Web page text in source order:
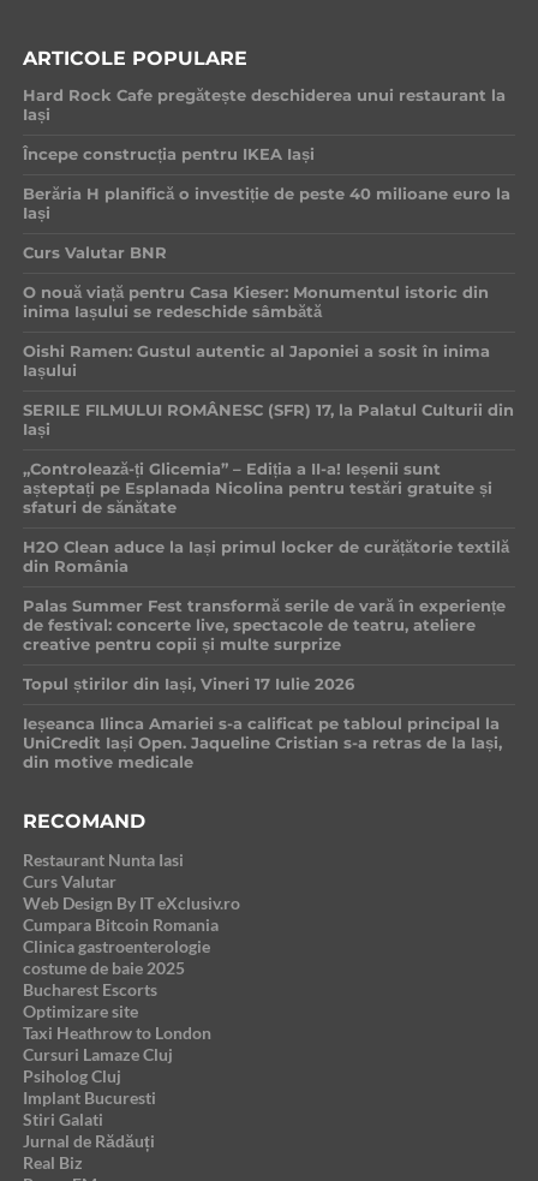
ARTICOLE POPULARE
Hard Rock Cafe pregătește deschiderea unui restaurant la
Iași
Începe construcția pentru IKEA Iași
Berăria H planifică o investiție de peste 40 milioane euro la
Iași
Curs Valutar BNR
O nouă viață pentru Casa Kieser: Monumentul istoric din
inima Iașului se redeschide sâmbătă
Oishi Ramen: Gustul autentic al Japoniei a sosit în inima
Iașului
SERILE FILMULUI ROMÂNESC (SFR) 17, la Palatul Culturii din
Iași
„Controlează-ți Glicemia” – Ediția a II-a! Ieșenii sunt
așteptați pe Esplanada Nicolina pentru testări gratuite și
sfaturi de sănătate
H2O Clean aduce la Iași primul locker de curățătorie textilă
din România
Palas Summer Fest transformă serile de vară în experiențe
de festival: concerte live, spectacole de teatru, ateliere
creative pentru copii și multe surprize
Topul știrilor din Iași, Vineri 17 Iulie 2026
Ieșeanca Ilinca Amariei s-a calificat pe tabloul principal la
UniCredit Iași Open. Jaqueline Cristian s-a retras de la Iași,
din motive medicale
RECOMAND
Restaurant Nunta Iasi
Curs Valutar
Web Design By IT eXclusiv.ro
Cumpara Bitcoin Romania
Clinica gastroenterologie
costume de baie 2025
Bucharest Escorts
Optimizare site
Taxi Heathrow to London
Cursuri Lamaze Cluj
Psiholog Cluj
Implant Bucuresti
Stiri Galati
Jurnal de Rădăuți
Real Biz